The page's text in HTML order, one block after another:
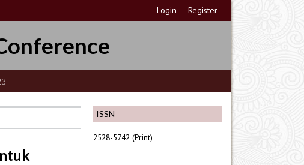
Login Register
ISSN
2528-5742 (Print)